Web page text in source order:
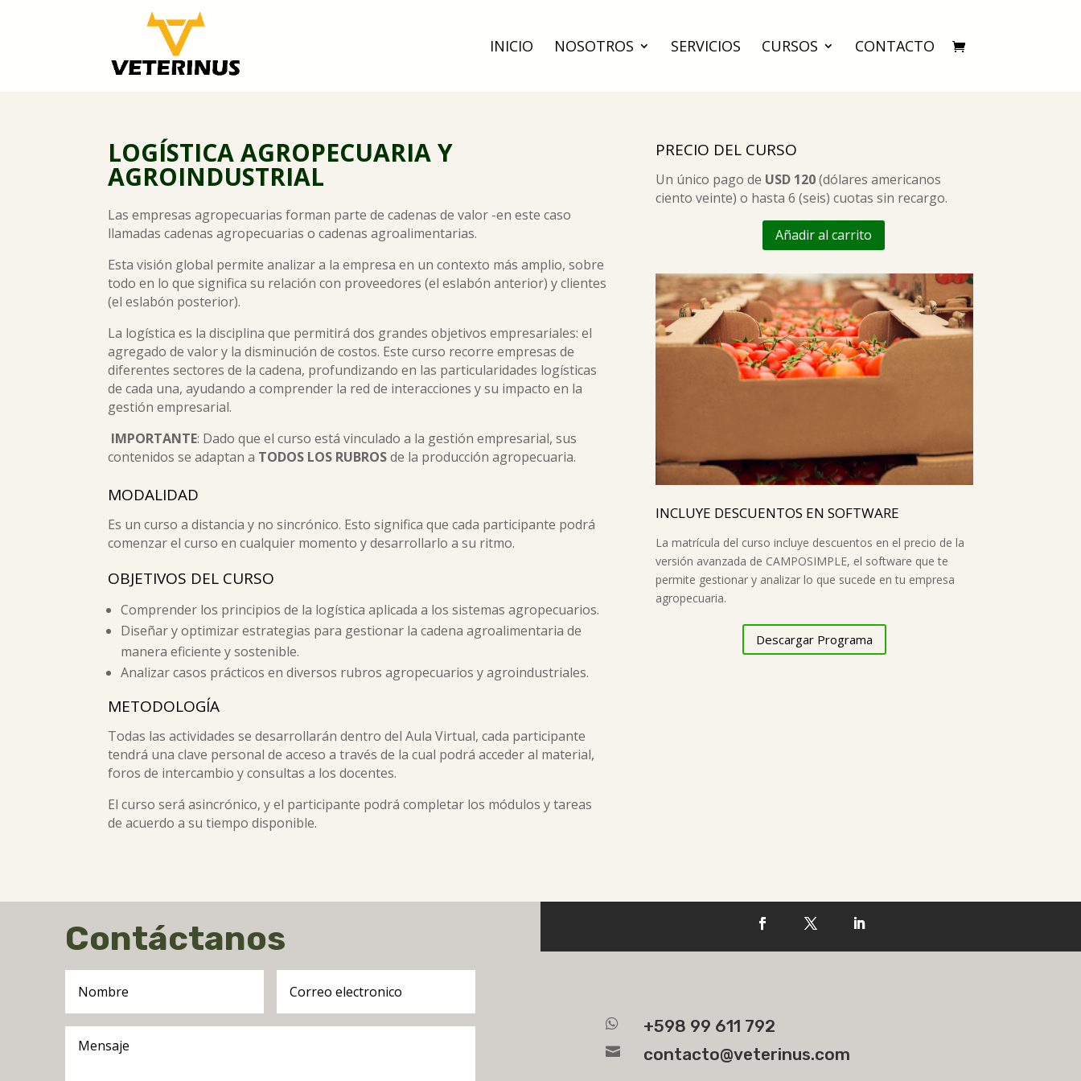
INICIO NOSOTROS SERVICIOS CURSOS CONTACTO
LOGÍSTICA AGROPECUARIA Y
AGROINDUSTRIAL
Las empresas agropecuarias forman parte de cadenas de valor -en este caso
llamadas cadenas agropecuarias o cadenas agroalimentarias.
Esta visión global permite analizar a la empresa en un contexto más amplio, sobre
todo en lo que significa su relación con proveedores (el eslabón anterior) y clientes
(el eslabón posterior).
La logística es la disciplina que permitirá dos grandes objetivos empresariales: el
agregado de valor y la disminución de costos. Este curso recorre empresas de
diferentes sectores de la cadena, profundizando en las particularidades logísticas
de cada una, ayudando a comprender la red de interacciones y su impacto en la
gestión empresarial.
IMPORTANTE: Dado que el curso está vinculado a la gestión empresarial, sus
contenidos se adaptan a TODOS LOS RUBROSde la producción agropecuaria.
MODALIDAD
Es un curso a distancia y no sincrónico. Esto significa que cada participante podrá
comenzar el curso en cualquier momento y desarrollarlo a su ritmo.
OBJETIVOS DEL CURSO
Comprender los principios de la logística aplicada a los sistemas agropecuarios.
Diseñar y optimizar estrategias para gestionar la cadena agroalimentaria de
manera eficiente y sostenible.
Analizar casos prácticos en diversos rubros agropecuarios y agroindustriales.
METODOLOGÍA
Todas las actividades se desarrollarán dentro del Aula Virtual, cada participante
tendrá una clave personal de acceso a través de la cual podrá acceder al material,
foros de intercambio y consultas a los docentes.
El curso será asincrónico, y el participante podrá completar los módulos y tareas
de acuerdo a su tiempo disponible.
PRECIO DEL CURSO
Un único pago de USD 120(dólares americanos
ciento veinte) o hasta 6 (seis) cuotas sin recargo.
Logística
y
Agroindustrial
cantidad
Añadir al carrito
INCLUYE DESCUENTOS EN SOFTWARE
La matrícula del curso incluye descuentos en el precio de la
versión avanzada de CAMPOSIMPLE, el software que te
permite gestionar y analizar lo que sucede en tu empresa
agropecuaria.
Descargar Programa
Contáctanos
 +598 99 611 792
 contacto@veterinus.com